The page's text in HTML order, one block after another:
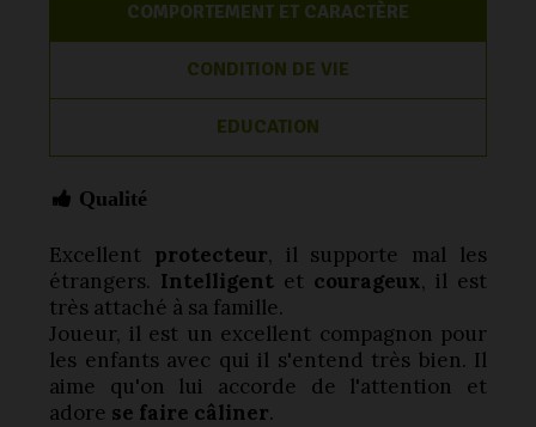
COMPORTEMENT ET CARACTÈRE
CONDITION DE VIE
EDUCATION
Qualité
Excellent protecteur, il supporte mal les
étrangers. Intelligent et courageux, il est
très attaché à sa famille.
Joueur, il est un excellent compagnon pour
les enfants avec qui il s'entend très bien. Il
aime qu'on lui accorde de l'attention et
adore se faire câliner.